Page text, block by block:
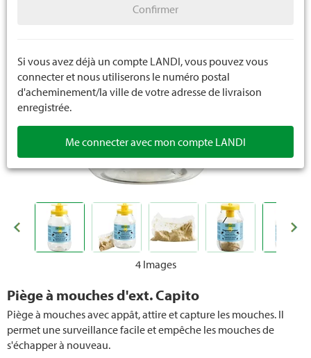
4 Images
Piège à mouches d'ext. Capito
Piège à mouches avec appât, attire et capture les mouches. Il
permet une surveillance facile et empêche les mouches de
s'échapper à nouveau.
Lutte contre les parasites du ménage
Lutte contre les escargots et les limaces
Confirmer
Si vous avez déjà un compte LANDI, vous pouvez vous
connecter et nous utiliserons le numéro postal
d'acheminement/la ville de votre adresse de livraison
enregistrée.
Me connecter avec mon compte LANDI